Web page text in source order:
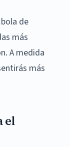
de
más
A medida
más
el